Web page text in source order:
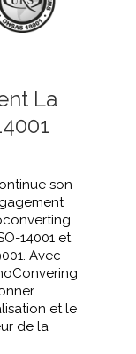
La
son
14001 et
Avec
et le
de la